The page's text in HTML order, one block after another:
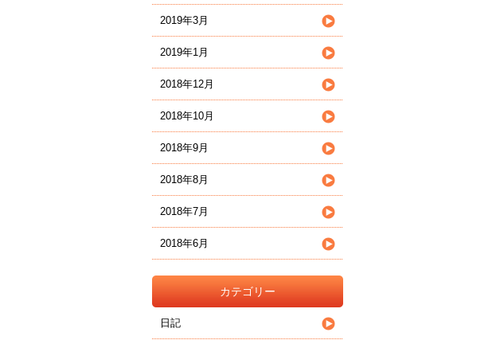
2019年3月
2019年1月
2018年12月
2018年10月
2018年9月
2018年8月
2018年7月
2018年6月
カテゴリー
日記